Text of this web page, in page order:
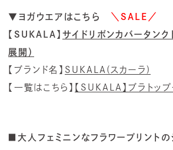
▼ヨガウエアはこちら
＼SALE／
【SUKALA】 サイドリボンカバータンク
展開）
【ブランド名】 SUKALA(スカーラ)
【一覧はこちら】 【SUKALA】ブラトッ
■大人フェミニンなフラワープリントの